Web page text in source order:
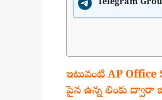
Telegram
ఇటువంటి AP
పైన ఉన్న లింకు